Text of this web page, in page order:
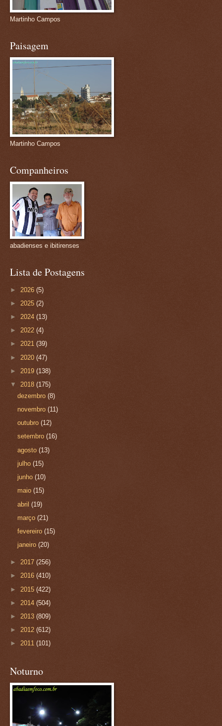
Martinho Campos
Paisagem
Martinho Campos
Companheiros
abadienses e ibitirenses
Lista de Postagens
► 2026 (5)
► 2025 (2)
► 2024 (13)
► 2022 (4)
► 2021 (39)
► 2020 (47)
► 2019 (138)
▼ 2018 (175)
dezembro(8)
novembro(11)
outubro(12)
setembro(16)
agosto(13)
julho(15)
junho(10)
maio(15)
abril(19)
março(21)
fevereiro(15)
janeiro(20)
► 2017 (256)
► 2016 (410)
► 2015 (422)
► 2014 (504)
► 2013 (809)
► 2012 (612)
► 2011 (101)
Noturno